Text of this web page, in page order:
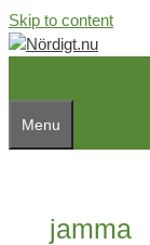
Skip to content
Menu
jamma